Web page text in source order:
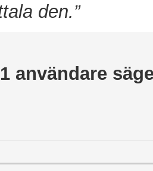
den.”
användare